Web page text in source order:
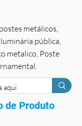
metálicos,
pública,
metalico, Poste
de Produto